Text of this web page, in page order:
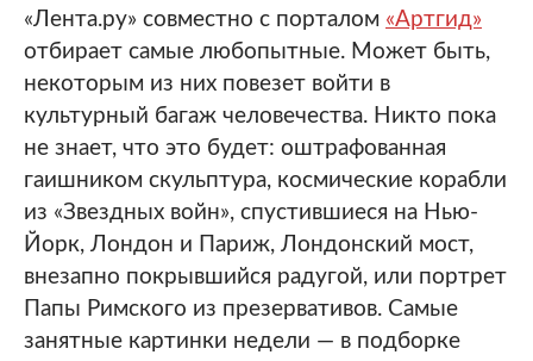
«Лента.ру» совместно с порталом «Артгид»
отбирает самые любопытные. Может быть,
некоторым из них повезет войти в
культурный багаж человечества. Никто пока
не знает, что это будет: оштрафованная
гаишником скульптура, космические корабли
из «Звездных войн», спустившиеся на Нью-
Йорк, Лондон и Париж, Лондонский мост,
внезапно покрывшийся радугой, или портрет
Папы Римского из презервативов. Самые
занятные картинки недели — в подборке